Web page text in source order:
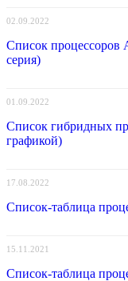
02.09.2022
Список процессоров
серия)
01.09.2022
Список гибридных
графикой)
17.08.2022
Список-таблица
15.11.2021
Список-таблица